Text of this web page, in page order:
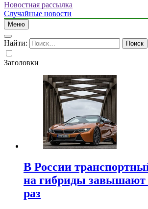
Новостная рассылка
Случайные новости
Меню
Найти:
Заголовки
В России
на гибриды завышают
раз